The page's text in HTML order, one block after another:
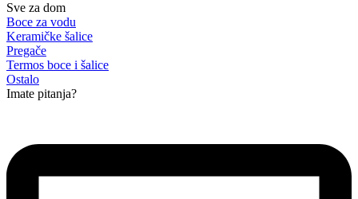
Sve za dom
Boce za vodu
Keramičke šalice
Pregače
Termos boce i šalice
Ostalo
Imate pitanja?